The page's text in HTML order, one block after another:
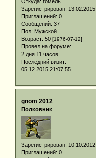
Зарегистрирован: 13.02.2015
Приглашений: 0
Сообщений: 37
Пол: Мужской
Возраст: 50 [1976-07-12]
Провел на форуме:
2 дня 11 часов
Последний визит:
05.12.2015 21:07:55
gnom 2012
Полковник
Зарегистрирован: 10.10.2012
Приглашений: 0